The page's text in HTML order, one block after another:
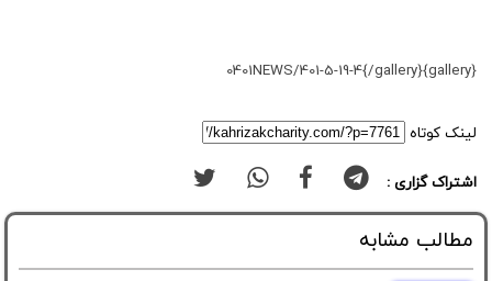
{gallery}0401NEWS/401-5-19-4{/gallery}
لینک کوتاه
اشتراک گزاری :
مطالب مشابه